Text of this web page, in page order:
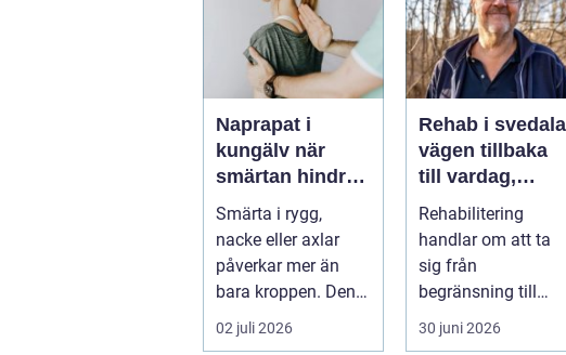
Naprapat i
kungälv när
smärtan hindrar
vardagen
Smärta i rygg,
nacke eller axlar
påverkar mer än
bara kroppen. Den
kan störa sömnen,
göra det svårt ...
02 juli 2026
Rehab i svedala
vägen tillbaka
till vardag,
styrka och
balans
Rehabilitering
handlar om att ta
sig från
begränsning till
möjligheter. Efter en
skada, sjukdom
30 juni 2026